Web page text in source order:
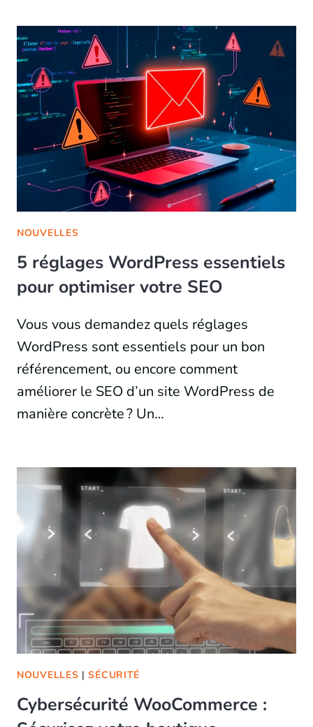
NOUVELLES
5 réglages WordPress essentiels
pour optimiser votre SEO
Vous vous demandez quels réglages
WordPress sont essentiels pour un bon
référencement, ou encore comment
améliorer le SEO d’un site WordPress de
manière concrète ? Un…
NOUVELLES |SÉCURITÉ
Cybersécurité WooCommerce :